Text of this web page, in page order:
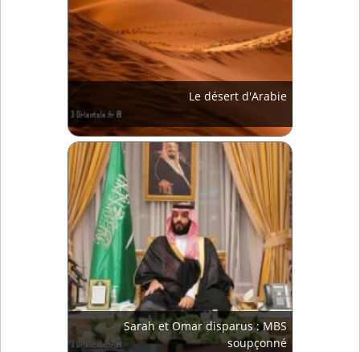
Le désert d'Arabie
Sarah et Omar disparus : MBS
soupçonné